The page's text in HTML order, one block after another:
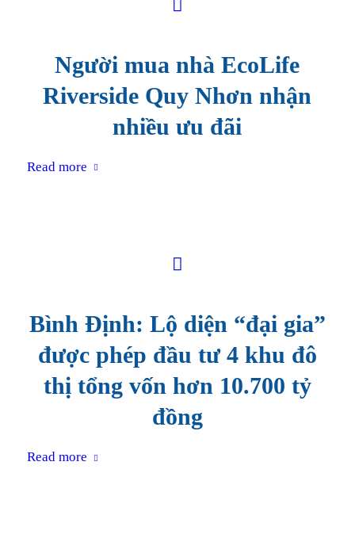
Người mua nhà EcoLife
Riverside Quy Nhơn nhận
nhiều ưu đãi
Read more
Bình Định: Lộ diện “đại gia”
được phép đầu tư 4 khu đô
thị tổng vốn hơn 10.700 tỷ
đồng
Read more